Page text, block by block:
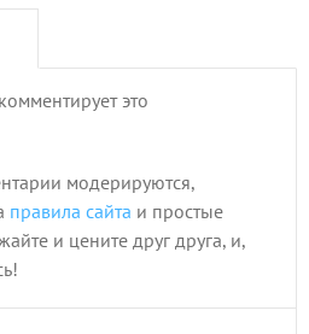
это
модерируются,
правила сайта и простые
и цените друг друга, и,